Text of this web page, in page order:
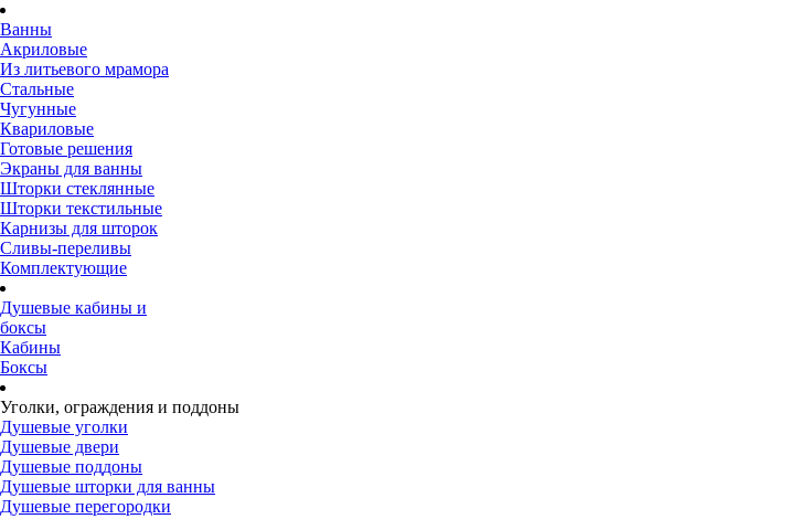
Ванны
Акриловые
Из литьевого мрамора
Стальные
Чугунные
Квариловые
Готовые решения
Экраны для ванны
Шторки стеклянные
Шторки текстильные
Карнизы для шторок
Сливы-переливы
Комплектующие
Душевые кабины и
боксы
Кабины
Боксы
Уголки, ограждения и поддоны
Душевые уголки
Душевые двери
Душевые поддоны
Душевые шторки для ванны
Душевые перегородки